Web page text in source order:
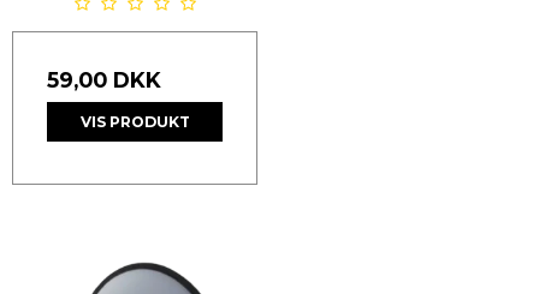
59,00 DKK
VIS PRODUKT